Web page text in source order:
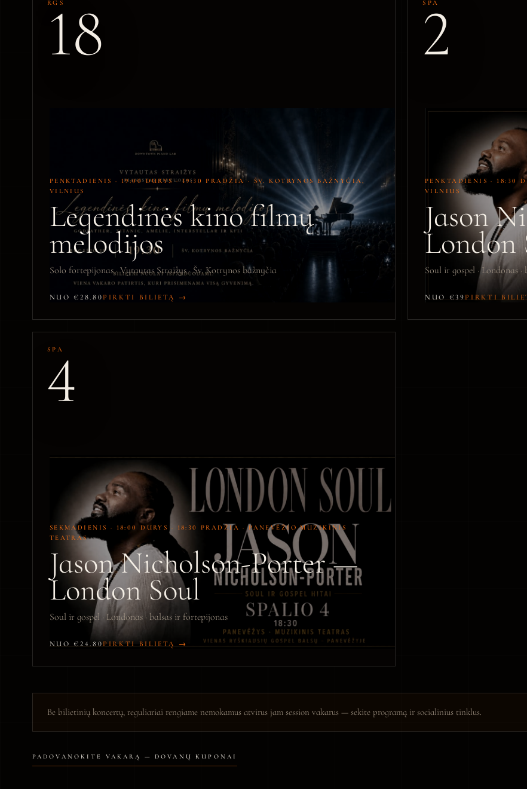
RGS
18
PENKTADIENIS · 19:00 DURYS · 19:30 PRADŽIA · ŠV. KOTRYNOS BAŽNYČIA,
VILNIUS
Legendinės kino filmų
melodijos
Solo fortepijonas · Vytautas Straižys · Šv. Kotrynos bažnyčia
NUO €28.80 PIRKTI BILIETĄ →
SPA
2
PENKTADIENIS · 18:30
VILNIUS
Jason
London
Soul ir gospel · Londonas
NUO €39PIRKTI
SPA
4
SEKMADIENIS · 18:00 DURYS · 18:30 PRADŽIA · PANEVĖŽIO MUZIKINIS
TEATRAS
Jason Nicholson-Porter —
London Soul
Soul ir gospel · Londonas · balsas ir fortepijonas
NUO €24.80PIRKTI BILIETĄ →
Be bilietinių koncertų, reguliariai rengiame nemokamus atvirus jam session vakarus — sekite programą ir socialinius tinklus.
PADOVANOKITE VAKARĄ — DOVANŲ KUPONAI